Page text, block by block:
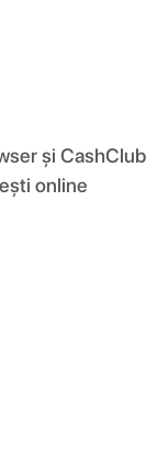
și CashClub
online